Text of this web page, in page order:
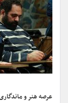
عرصه هنر و